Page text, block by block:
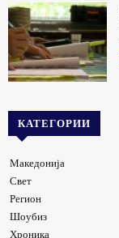
КАТЕГОРИИ
Македонија
Свет
Регион
Шоубиз
Хроника